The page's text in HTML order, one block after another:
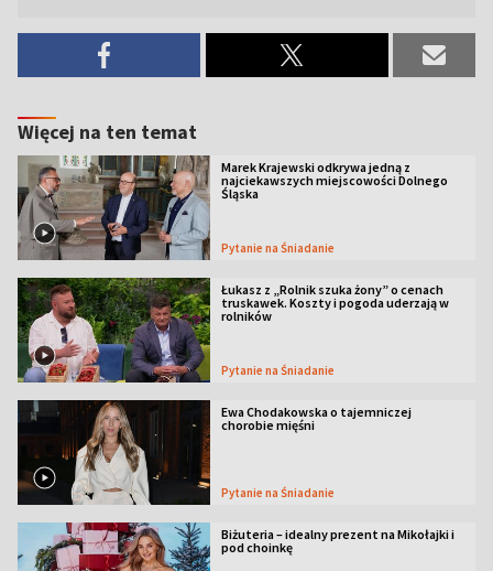
Więcej na ten temat
Marek Krajewski odkrywa jedną z
najciekawszych miejscowości Dolnego
Śląska
Pytanie na Śniadanie
Łukasz z „Rolnik szuka żony” o cenach
truskawek. Koszty i pogoda uderzają w
rolników
Pytanie na Śniadanie
Ewa Chodakowska o tajemniczej
chorobie mięśni
Pytanie na Śniadanie
Biżuteria – idealny prezent na Mikołajki i
pod choinkę